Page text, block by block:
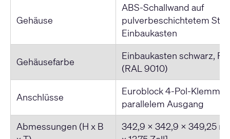
Gehäuse
ABS-Schallwand auf
pulverbeschichtetem
Einbaukasten
Gehäusefarbe
Einbaukasten schwarz,
(RAL 9010)
Anschlüsse
Euroblock 4-Pol-
parallelem Ausgang
Abmessungen (H x B
342,9 x 342,9 x 349,25